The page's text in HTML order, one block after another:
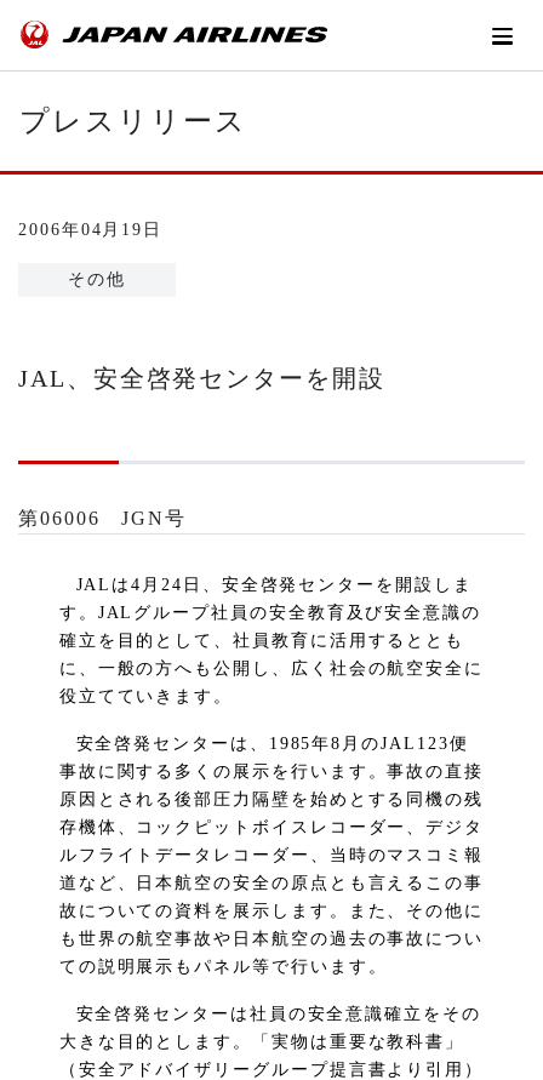
プレスリリース
2006年04月19日
その他
JAL、安全啓発センターを開設
第06006 JGN号
JALは4月24日、安全啓発センターを開設しま
す。JALグループ社員の安全教育及び安全意識の
確立を目的として、社員教育に活用するととも
に、一般の方へも公開し、広く社会の航空安全に
役立てていきます。
安全啓発センターは、1985年8月のJAL123便
事故に関する多くの展示を行います。事故の直接
原因とされる後部圧力隔壁を始めとする同機の残
存機体、コックピットボイスレコーダー、デジタ
ルフライトデータレコーダー、当時のマスコミ報
道など、日本航空の安全の原点とも言えるこの事
故についての資料を展示します。また、その他に
も世界の航空事故や日本航空の過去の事故につい
ての説明展示もパネル等で行います。
安全啓発センターは社員の安全意識確立をその
大きな目的とします。「実物は重要な教科書」
（安全アドバイザリーグループ提言書より引用）